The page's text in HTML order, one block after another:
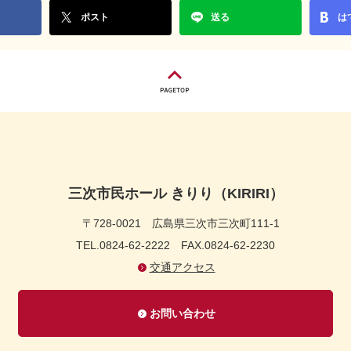
ポスト 送る は
三次市民ホール きりり（KIRIRI）
〒728-0021 広島県三次市三次町111-1
TEL.0824-62-2222 FAX.0824-62-2230
交通アクセス
お問い合わせ